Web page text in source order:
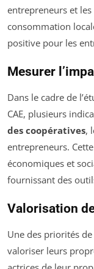
entrepreneurs et
consommation
positive pour les
Mesurer
Dans le cadre de
CAE, plusieurs
des coopératives,
entrepreneurs.
économiques et
fournissant des
Valorisation
Une des priorités
valoriser leurs